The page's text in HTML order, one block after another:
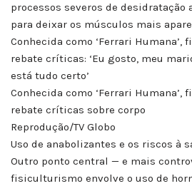
processos severos de desidratação
para deixar os músculos mais
Conhecida como ‘Ferrari
rebate críticas: ‘Eu gosto, meu
está tudo certo’
Conhecida como ‘Ferrari
rebate críticas sobre corpo
Reprodução/TV Globo
Uso de anabolizantes e os riscos à
Outro ponto central — e mais
fisiculturismo envolve o uso de